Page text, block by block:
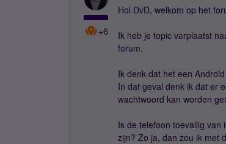
+6
Hoi DvD, welkom op het
Ik heb je topic verplaatst
forum.
Ik denk dat het een
In dat geval denk ik dat er
wachtwoord kan worden
Is de telefoon toevallig van
zijn? Zo ja, dan zou ik met